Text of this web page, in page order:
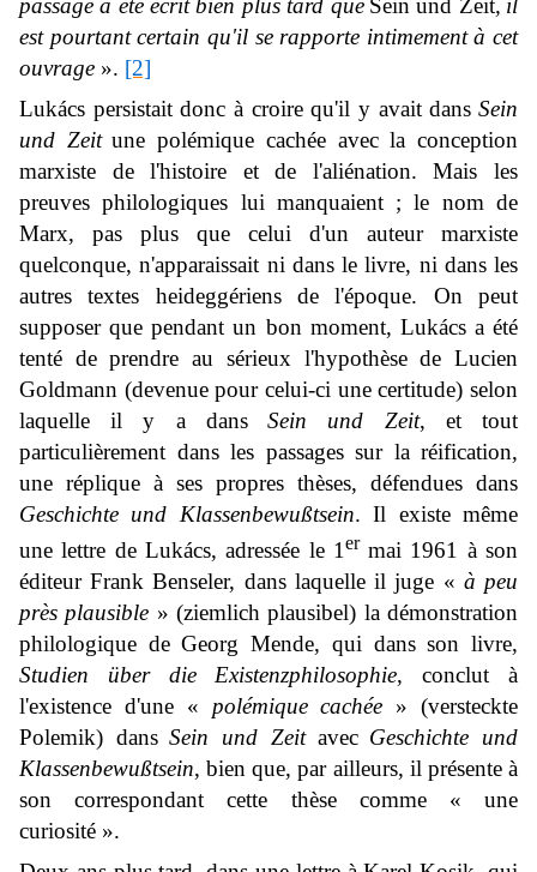
passage a été écrit bien plus tard que Sein und Zeit, il
est pourtant certain qu'il se rapporte intimement à cet
ouvrage ». [2]
Lukács persistait donc à croire qu'il y avait dans Sein
und Zeit une polémique cachée avec la conception
marxiste de l'histoire et de l'aliénation. Mais les
preuves philologiques lui manquaient ; le nom de
Marx, pas plus que celui d'un auteur marxiste
quelconque, n'apparaissait ni dans le livre, ni dans les
autres textes heideggériens de l'époque. On peut
supposer que pendant un bon moment, Lukács a été
tenté de prendre au sérieux l'hypothèse de Lucien
Goldmann (devenue pour celui-ci une certitude) selon
laquelle il y a dans
Sein und Zeit, et tout
particulièrement dans les passages sur la réification,
une réplique à ses propres thèses, défendues dans
Geschichte und Klassenbewußtsein. Il existe même
une lettre de Lukács, adressée le 1ermai 1961 à son
éditeur Frank Benseler, dans laquelle il juge « à peu
près plausible » (ziemlich plausibel) la démonstration
philologique de Georg Mende, qui dans son livre,
Studien über die Existenzphilosophie, conclut à
l'existence d'une « polémique cachée » (versteckte
Polemik) dans Sein und Zeit avec Geschichte und
Klassenbewußtsein, bien que, par ailleurs, il présente à
son correspondant cette thèse comme « une
curiosité ».